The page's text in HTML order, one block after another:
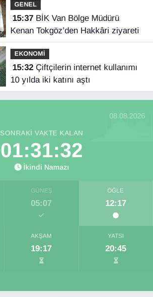
GENEL
15:37BİK Van Bölge Müdürü
Kenan Tokgöz’den Hakkâri ziyareti
EKONOMİ
15:32Çiftçilerin internet kullanımı
10 yılda iki katını aştı
08.08.2026
SONRAKI VAKTE KALAN
01:31:32
İkindi Namazı
GÜNEŞ
05:07
ÖĞLE
12:17
AKŞAM
19:17
YATSI
20:45